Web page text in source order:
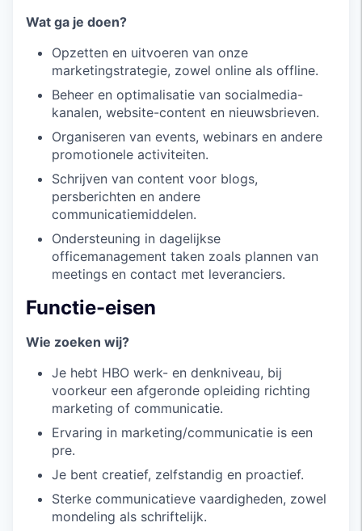
Wat ga je doen?
Opzetten en uitvoeren van onze
marketingstrategie, zowel online als offline.
Beheer en optimalisatie van socialmedia-
kanalen, website-content en nieuwsbrieven.
Organiseren van events, webinars en andere
promotionele activiteiten.
Schrijven van content voor blogs,
persberichten en andere
communicatiemiddelen.
Ondersteuning in dagelijkse
officemanagement taken zoals plannen van
meetings en contact met leveranciers.
Functie-eisen
Wie zoeken wij?
Je hebt HBO werk- en denkniveau, bij
voorkeur een afgeronde opleiding richting
marketing of communicatie.
Ervaring in marketing/communicatie is een
pre.
Je bent creatief, zelfstandig en proactief.
Sterke communicatieve vaardigheden, zowel
mondeling als schriftelijk.